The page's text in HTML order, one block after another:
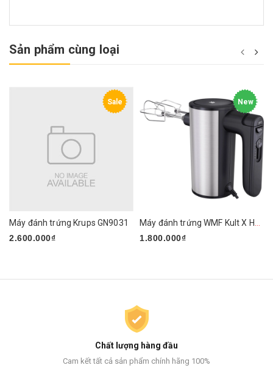
Sản phẩm cùng loại
Sale
Máy đánh trứng Krups GN9031
2.600.000₫
New
1.800.000₫
Chất lượng hàng đầu
Cam kết tất cả sản phẩm chính hãng 100%